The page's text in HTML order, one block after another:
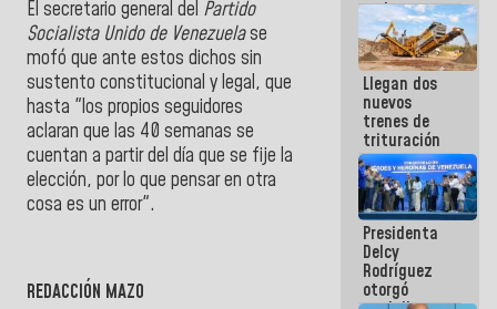
El secretario general del Partido
Socialista Unido de Venezuelase
mofó que ante estos dichos sin
sustento constitucional y legal, que
hasta "los propios seguidores
aclaran que las 40 semanas se
cuentan a partir del día que se fije la
elección, por lo que pensar en otra
cosa es un error".
REDACCIÓN MAZO
cada vez
que escribes
porque lo
que haces
es
embarrarla
Llegan dos
nuevos
trenes de
trituración
para
optimizar
manejo de
escombros
en La Guaira
Presidenta
Delcy
Rodríguez
otorgó